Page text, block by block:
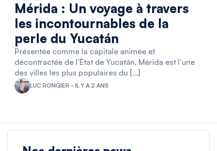
Mérida : Un voyage à travers
les incontournables de la
perle du Yucatán
Présentée comme la capitale animée et
décontractée de l’État de Yucatán, Mérida est l’une
des villes les plus populaires du […]
LUC RONGIER - IL Y A 2 ANS